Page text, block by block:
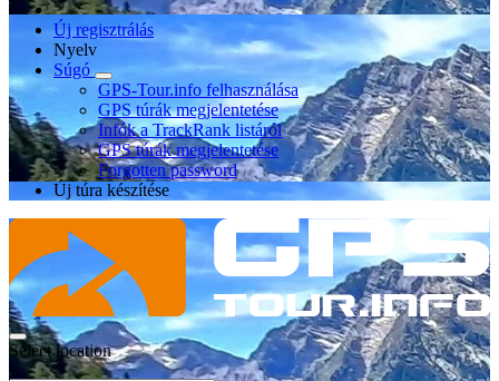
Új regisztrálás
Nyelv
Súgó
GPS-Tour.info felhasználása
GPS túrák megjelentetése
Infók a TrackRank listáról
GPS túrák megjelentetése
Forgotten password
Új túra készítése
Select location